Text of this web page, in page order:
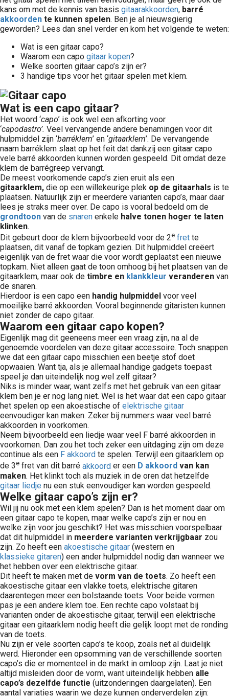
kans om met de kennis van basis gitaarakkoorden, barré
akkoorden te kunnen spelen. Ben je al nieuwsgierig
geworden? Lees dan snel verder en kom het volgende te weten:
Wat is een gitaar capo?
Waarom een capo gitaar kopen?
Welke soorten gitaar capo’s zijn er?
3 handige tips voor het gitaar spelen met klem.
Wat is een capo gitaar?
Het woord ‘capo’ is ook wel een afkorting voor
‘capodastro’. Veel vervangende andere benamingen voor dit
hulpmiddel zijn ‘barréklem’ en ‘gitaarklem’. De vervangende
naam barréklem slaat op het feit dat dankzij een gitaar capo
vele barré akkoorden kunnen worden gespeeld. Dit omdat deze
klem de barrégreep vervangt.
De meest voorkomende capo’s zien eruit als een
gitaarklem, die op een willekeurige plek op de gitaarhals is te
plaatsen. Natuurlijk zijn er meerdere varianten capo’s, maar daar
lees je straks meer over. De capo is vooral bedoeld om de
grondtoon van de snaren enkele halve tonen hoger te laten
klinken.
Dit gebeurt door de klem bijvoorbeeld voor de 2e fret te
plaatsen, dit vanaf de topkam gezien. Dit hulpmiddel creëert
eigenlijk van de fret waar die voor wordt geplaatst een nieuwe
topkam. Niet alleen gaat de toon omhoog bij het plaatsen van de
gitaarklem, maar ook de timbre en klankkleur veranderen van
de snaren.
Hierdoor is een capo een handig hulpmiddel voor veel
moeilijke barré akkoorden. Vooral beginnende gitaristen kunnen
niet zonder de capo gitaar.
Waarom een gitaar capo kopen?
Eigenlijk mag dit geeneens meer een vraag zijn, na al de
genoemde voordelen van deze gitaar accessoire. Toch snappen
we dat een gitaar capo misschien een beetje stof doet
opwaaien. Want tja, als je allemaal handige gadgets toepast
speel je dan uiteindelijk nog wel zelf gitaar?
Niks is minder waar, want zelfs met het gebruik van een gitaar
klem ben je er nog lang niet. Wel is het waar dat een capo gitaar
het spelen op een akoestische of elektrische gitaar
eenvoudiger kan maken. Zeker bij nummers waar veel barré
akkoorden in voorkomen.
Neem bijvoorbeeld een liedje waar veel F barré akkoorden in
voorkomen. Dan zou het toch zeker een uitdaging zijn om deze
continue als een F akkoord te spelen. Terwijl een gitaarklem op
de 3e fret van dit barré akkoord er een D akkoord van kan
maken. Het klinkt toch als muziek in de oren dat hetzelfde
gitaar liedje nu een stuk eenvoudiger kan worden gespeeld.
Welke gitaar capo’s zijn er?
Wil jij nu ook met een klem spelen? Dan is het moment daar om
een gitaar capo te kopen, maar welke capo’s zijn er nou en
welke zijn voor jou geschikt? Het was misschien voorspelbaar
dat dit hulpmiddel in meerdere varianten verkrijgbaar zou
zijn. Zo heeft een akoestische gitaar (western en
klassieke gitaren) een ander hulpmiddel nodig dan wanneer we
het hebben over een elektrische gitaar.
Dit heeft te maken met de vorm van de toets. Zo heeft een
akoestische gitaar een vlakke toets, elektrische gitaren
daarentegen meer een bolstaande toets. Voor beide vormen
pas je een andere klem toe. Een rechte capo volstaat bij
varianten onder de akoestische gitaar, terwijl een elektrische
gitaar een gitaarklem nodig heeft die gelijk loopt met de ronding
van de toets.
Nu zijn er vele soorten capo’s te koop, zoals net al duidelijk
werd. Hieronder een opsomming van de verschillende soorten
capo’s die er momenteel in de markt in omloop zijn. Laat je niet
altijd misleiden door de vorm, want uiteindelijk hebben alle
capo’s dezelfde functie (uitzonderingen daargelaten). Een
aantal variaties waarin we deze kunnen onderverdelen zijn: